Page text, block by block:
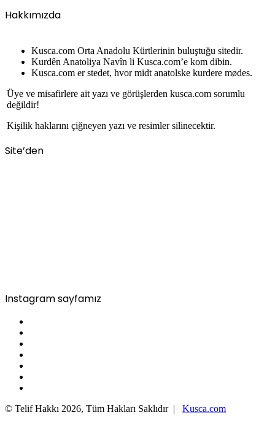
Hakkımızda
Kusca.com Orta Anadolu Kürtlerinin buluştuğu sitedir.
Kurdên Anatoliya Navîn li Kusca.com’e kom dibin.
Kusca.com er stedet, hvor midt anatolske kurdere mødes.
Üye ve misafirlere ait yazı ve görüşlerden kusca.com sorumlu
değildir!
Kişilik haklarını çiğneyen yazı ve resimler silinecektir.
Site’den
Instagram sayfamız
© Telif Hakkı 2026, Tüm Hakları Saklıdır | Kusca.com